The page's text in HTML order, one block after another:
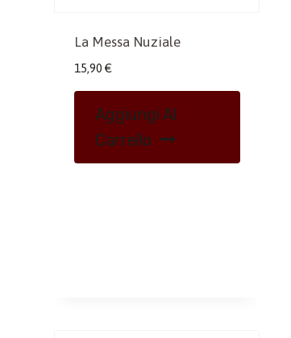
La Messa Nuziale
15,90 €
Aggiungi Al
Carrello